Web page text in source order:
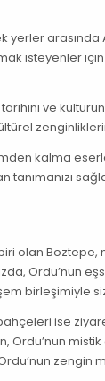
yerler
isteyenler
ve
kalma
tanımanızı
olan
Ordu’nun
birleşimiyle
ise
Ordu’nun
zengin